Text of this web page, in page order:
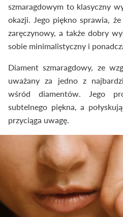
szmaragdowym to klasyczny
okazji. Jego piękno sprawia,
zaręczynowy, a także dobry
sobie minimalistyczny i
Diament szmaragdowy, ze
uważany za jedno z
wśród diamentów. Jego
subtelnego piękna, a
przyciąga uwagę.